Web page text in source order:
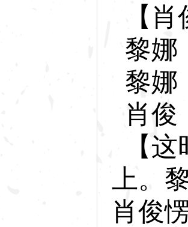
【
黎娜
黎娜
肖俊
【这
上。
肖俊